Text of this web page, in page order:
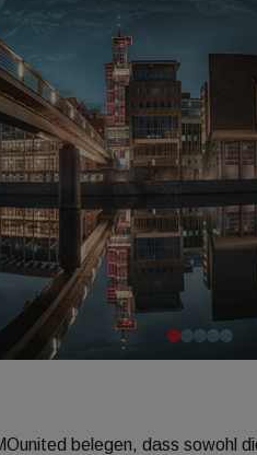
belegen, dass sowohl